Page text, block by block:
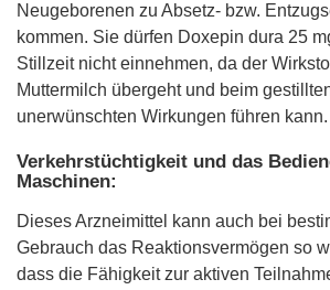
Neugeborenen zu Absetz- bzw.
kommen. Sie dürfen Doxepin dura 25
Stillzeit nicht einnehmen, da der
Muttermilch übergeht und beim
unerwünschten Wirkungen führen kann.
Verkehrstüchtigkeit und das
Maschinen:
Dieses Arzneimittel kann auch bei
Gebrauch das Reaktionsvermögen so
dass die Fähigkeit zur aktiven